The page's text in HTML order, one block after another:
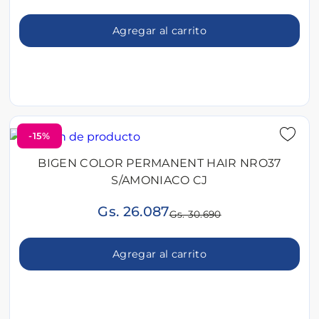
Agregar al carrito
-15%
BIGEN COLOR PERMANENT HAIR NRO37
S/AMONIACO CJ
Gs. 26.087Gs. 30.690
Agregar al carrito